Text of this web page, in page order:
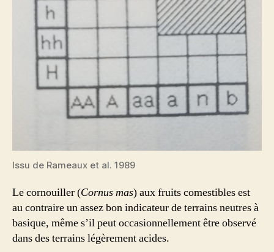
Issu de Rameaux et al. 1989
Le cornouiller (Cornus mas) aux fruits comestibles est
au contraire un assez bon indicateur de terrains neutres à
basique, même s’il peut occasionnellement être observé
dans des terrains légèrement acides.